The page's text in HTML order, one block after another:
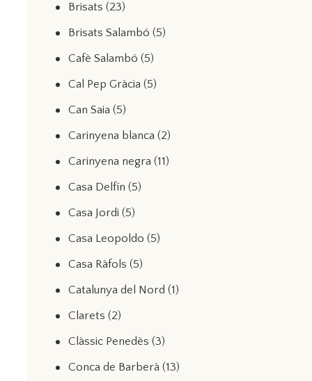
Brisats (23)
Brisats Salambó (5)
Cafè Salambó (5)
Cal Pep Gràcia (5)
Can Saia (5)
Carinyena blanca (2)
Carinyena negra (11)
Casa Delfín (5)
Casa Jordi (5)
Casa Leopoldo (5)
Casa Ràfols (5)
Catalunya del Nord (1)
Clarets (2)
Clàssic Penedès (3)
Conca de Barberà (13)